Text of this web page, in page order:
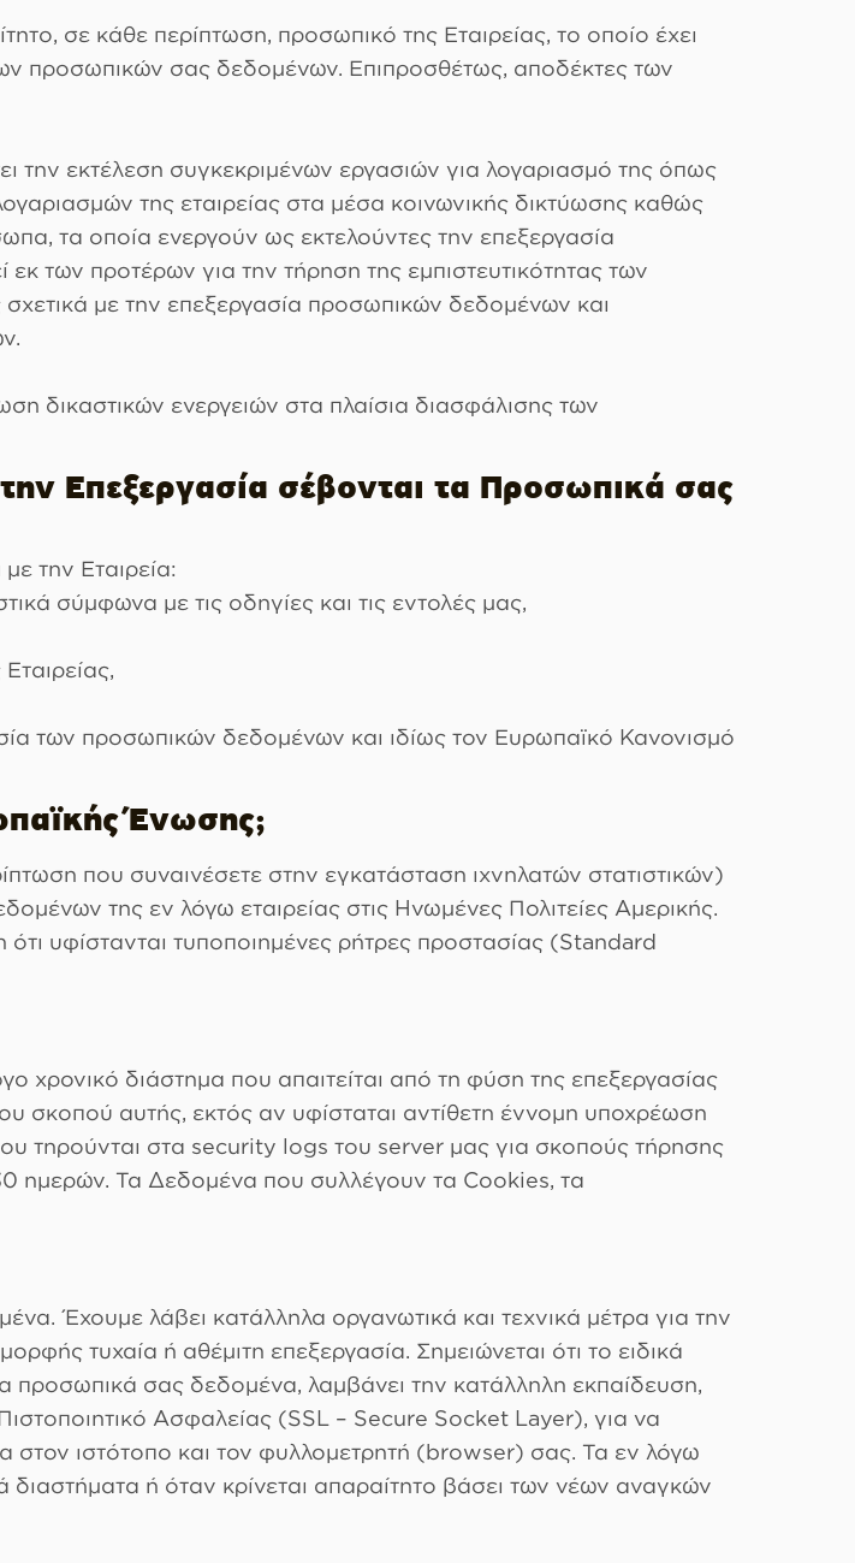
σε κάθε περίπτωση, προσωπικό της Εταιρείας, το οποίο έχει
προσωπικών σας δεδομένων. Επιπροσθέτως, αποδέκτες των
την εκτέλεση συγκεκριμένων εργασιών για λογαριασμό της όπως
της εταιρείας στα μέσα κοινωνικής δικτύωσης καθώς
τα οποία ενεργούν ως εκτελούντες την επεξεργασία
των προτέρων για την τήρηση της εμπιστευτικότητας των
με την επεξεργασία προσωπικών δεδομένων και
δικαστικών ενεργειών στα πλαίσια διασφάλισης των
Επεξεργασία σέβονται τα Προσωπικά σας
την Εταιρεία:
σύμφωνα με τις οδηγίες και τις εντολές μας,
των προσωπικών δεδομένων και ιδίως τον Ευρωπαϊκό Κανονισμό
Ένωσης;
που συναινέσετε στην εγκατάσταση ιχνηλατών στατιστικών)
της εν λόγω εταιρείας στις Ηνωμένες Πολιτείες Αμερικής.
υφίστανται τυποποιημένες ρήτρες προστασίας (Standard
χρονικό διάστημα που απαιτείται από τη φύση της επεξεργασίας
σκοπού αυτής, εκτός αν υφίσταται αντίθετη έννομη υποχρέωση
τηρούνται στα security logs του server μας για σκοπούς τήρησης
ημερών. Τα Δεδομένα που συλλέγουν τα Cookies, τα
Έχουμε λάβει κατάλληλα οργανωτικά και τεχνικά μέτρα για την
τυχαία ή αθέμιτη επεξεργασία. Σημειώνεται ότι το ειδικά
προσωπικά σας δεδομένα, λαμβάνει την κατάλληλη εκπαίδευση,
Ασφαλείας (SSL – Secure Socket Layer), για να
ιστότοπο και τον φυλλομετρητή (browser) σας. Τα εν λόγω
διαστήματα ή όταν κρίνεται απαραίτητο βάσει των νέων αναγκών